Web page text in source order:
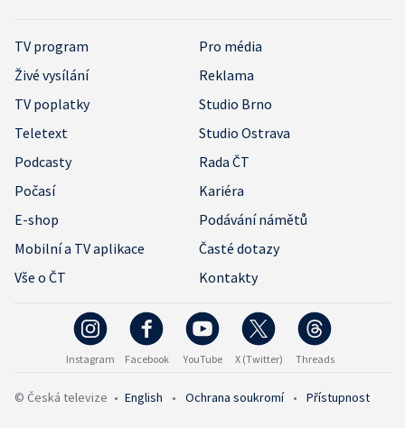
TV program
Pro média
Živé vysílání
Reklama
TV poplatky
Studio Brno
Teletext
Studio Ostrava
Podcasty
Rada ČT
Počasí
Kariéra
E-shop
Podávání námětů
Mobilní a TV aplikace
Časté dotazy
Vše o ČT
Kontakty
Instagram Facebook YouTube X (Twitter) Threads
© Česká televize • English • Ochrana soukromí • Přístupnost